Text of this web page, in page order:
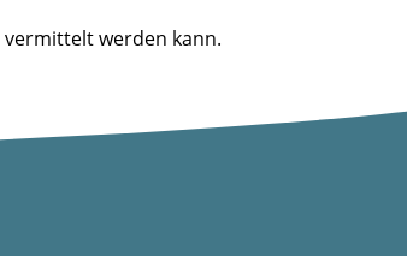
vermittelt werden kann.